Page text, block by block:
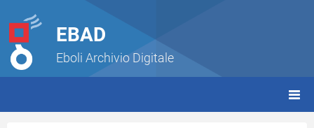
EBAD
Eboli Archivio Digitale